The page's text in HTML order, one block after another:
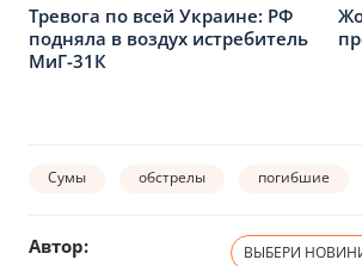
Тревога по всей Украине: РФ
подняла в воздух истребитель
МиГ-31К
Сумы обстрелы погибшие
Автор: ВЫБЕРИ